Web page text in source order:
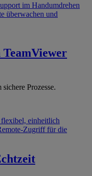
im Handumdrehen
überwachen und
TeamViewer
Prozesse.
flexibel, einheitlich
Zugriff für die